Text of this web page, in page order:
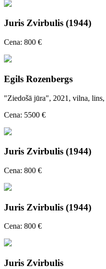
Juris Zvirbulis (1944)
Cena: 800 €
Egils Rozenbergs
"Ziedošā jūra", 2021, vilna,
Cena: 5500 €
Juris Zvirbulis (1944)
Cena: 800 €
Juris Zvirbulis (1944)
Cena: 800 €
Juris Zvirbulis